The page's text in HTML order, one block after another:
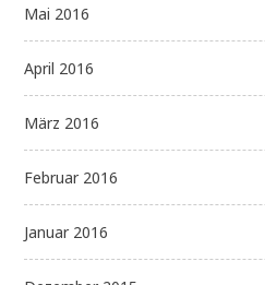
Mai 2016
April 2016
März 2016
Februar 2016
Januar 2016